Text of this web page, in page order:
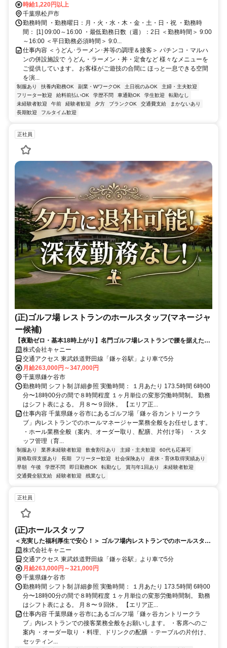
総鉄道線 大町（千葉県）徒歩約17分、新京成電鉄 元山（千葉県）西
口徒歩約19分 くぬぎ山駅より徒歩10分
時給1,220円以上
千葉県松戸市
勤務時間 ・勤務曜日：月・火・水・木・金・土・日・祝 ・勤務時
間： [1] 09:00～16:00 ・最低勤務日数（週）：2日 ＜勤務時間＞ 9:00
～16:00 ＜平日勤務必須時間＞ 9:0...
仕事内容 ＜うどん･ラーメン･丼等の調理＆接客＞ パチンコ・マルハ
ンの併設施設で うどん・ラーメン・丼・定食など 様々なメニューを
ご提供しています。 お客様がご遊技の合間に ほっと一息できる空間
を演...
制服あり 扶養内勤務OK 副業・WワークOK 土日祝のみOK
主婦・主夫歓迎
フリーター歓迎
給料前払いOK 学歴不問 車通勤OK 学生歓迎
転勤なし
未経験者歓迎
午前 経験者歓迎 夕方 ブランクOK 交通費支給
まかないあり
長期歓迎
フルタイム歓迎
正社員
(正)ゴルフ場 レストランのホールスタッフ(マネージャ
ー候補)
【夜勤ゼロ・基本18時上がり】名門ゴルフ場レストランで腰を据えた働
き方を。 グレードコースを運営／将来はマネージャーへ・40〜50代の
転職も歓迎
株式会社キャニー
交通アクセス 東武鉄道野田線「鎌ヶ谷駅」より車で5分
月給263,000円～347,000円
千葉県鎌ケ谷市
勤務時間 シフト制 詳細参照 実働時間： １月あたり 173.5時間 6時00
分〜18時00分の間で８時間程度 １ヶ月単位の変形労働時間制。 勤務
はシフト表による。 ⽉８〜９回休。 【エリア正...
仕事内容 千葉県鎌ヶ谷市にあるゴルフ場「鎌ヶ谷カントリークラ
ブ」内レストランでのホールマネージャー業務全般をお任せします。
・ホール業務全般（案内、オーダー取り、配膳、片付け等） ・スタ
ッフ管理（育...
制服あり 業界未経験者歓迎 飲食割引あり 主婦・主夫歓迎
60代も応募可
資格取得支援あり
長期 フリーター歓迎 社会保険あり
産休・育休取得実績あり
早朝
午後 学歴不問 即日勤務OK 転勤なし 賞与年1回あり
未経験者歓迎
交通費全額支給
経験者歓迎 残業なし
正社員
(正)ホールスタッフ
＜充実した福利厚生で安心！＞ ゴルフ場内レストランでのホールスタッ
フ！株式会社キャニー
交通アクセス 東武鉄道野田線「鎌ヶ谷駅」より車で5分
月給263,000円～321,000円
千葉県鎌ケ谷市
勤務時間 シフト制 詳細参照 実働時間： １月あたり 173.5時間 6時00
分〜18時00分の間で８時間程度 １ヶ月単位の変形労働時間制。 勤務
はシフト表による。 ⽉８〜９回休。 【エリア正...
仕事内容 千葉県鎌ヶ谷市にあるゴルフ場「鎌ヶ谷カントリークラ
ブ」内レストランでの接客業務全般をお願いします。 ・客席へのご
案内 ・オーダー取り ・料理、ドリンクの配膳 ・テーブルの片付け、
セッティン...